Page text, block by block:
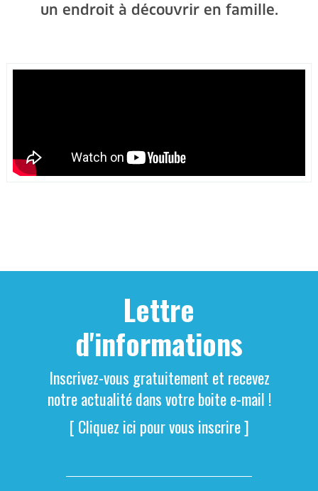
un endroit à découvrir en famille.
Lettre
d'informations
Inscrivez-vous gratuitement et recevez
notre actualité dans votre boite e-mail !
[ Cliquez ici pour vous inscrire ]